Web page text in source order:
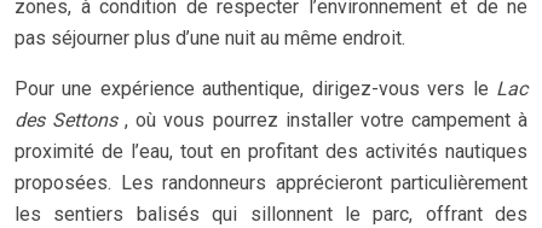
zones, à condition de respecter l’environnement et de ne
pas séjourner plus d’une nuit au même endroit.
Pour une expérience authentique, dirigez-vous vers le Lac
des Settons, où vous pourrez installer votre campement à
proximité de l’eau, tout en profitant des activités nautiques
proposées. Les randonneurs apprécieront particulièrement
les sentiers balisés qui sillonnent le parc, offrant des